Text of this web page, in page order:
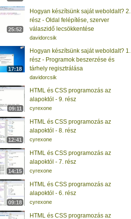
25:52
Hogyan készítsünk saját weboldalt? 2.
rész - Oldal felépítése, szerver
válaszidő lecsökkentése
davidorcsik
17:18
Hogyan készítsünk saját weboldalt? 1.
rész - Programok beszerzése és
tárhely regisztrálása
davidorcsik
09:11
HTML és CSS programozás az
alapoktól - 9. rész
cyrexone
12:41
HTML és CSS programozás az
alapoktól - 8. rész
cyrexone
14:15
HTML és CSS programozás az
alapoktól - 7. rész
cyrexone
09:18
HTML és CSS programozás az
alapoktól - 6. rész
cyrexone
HTML és CSS programozás az